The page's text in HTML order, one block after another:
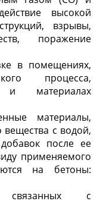
высокой
взрывы,
поражение
в помещениях,
процесса,
материалах
материалы,
с водой,
после ее
применяемого
на бетоны:
с